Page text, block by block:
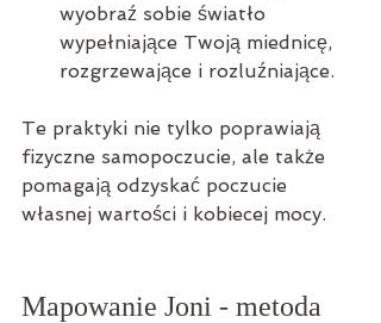
wyobraź sobie światło
wypełniające Twoją miednicę,
rozgrzewające i rozluźniające.
Te praktyki nie tylko poprawiają
fizyczne samopoczucie, ale także
pomagają odzyskać poczucie
własnej wartości i kobiecej mocy.
Mapowanie Joni - metoda